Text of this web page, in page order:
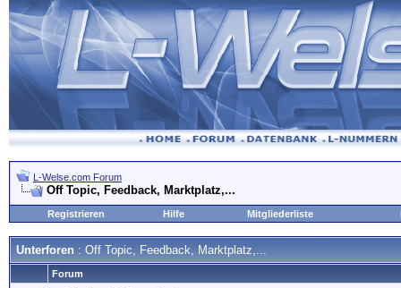
L-Welse.com Forum
Off Topic, Feedback, Marktplatz,...
Registrieren Hilfe Mitgliederliste
Unterforen : Off Topic, Feedback, Marktplatz,...
Forum